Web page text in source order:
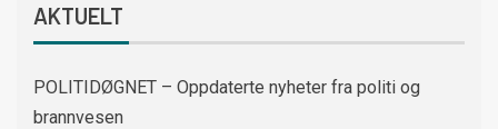
AKTUELT
POLITIDØGNET – Oppdaterte nyheter fra politi og
brannvesen